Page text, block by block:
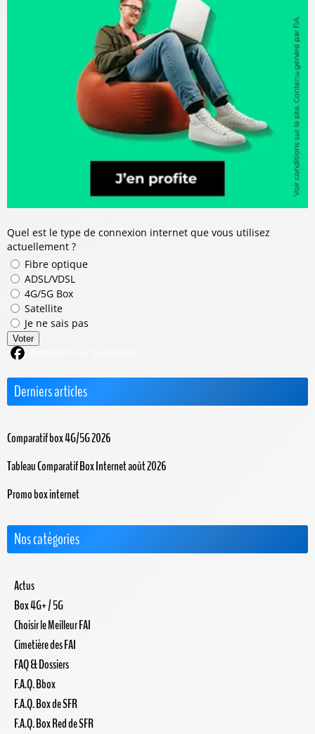
Quel est le type de connexion internet que vous utilisez
actuellement ?
Fibre optique
ADSL/VDSL
4G/5G Box
Satellite
Je ne sais pas
Voter
Derniers articles
Comparatif box 4G/5G 2026
Tableau Comparatif Box Internet août 2026
Promo box internet
Nos catégories
Actus
Box 4G+ / 5G
Choisir le Meilleur FAI
Cimetière des FAI
FAQ & Dossiers
F.A.Q. Bbox
F.A.Q. Box de SFR
F.A.Q. Box Red de SFR